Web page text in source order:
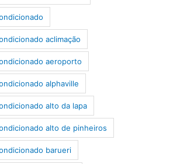
aclimação
aeroporto
alphaville
alto da lapa
alto de pinheiros
barueri